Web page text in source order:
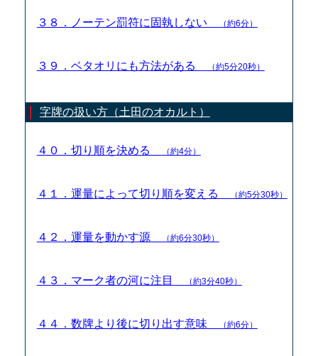
３８．ノーテン罰符に固執しない （約6分）
３９．ベタオリにも方法がある （約5分20秒）
字牌の扱い方（土田のオカルト）
４０．切り順を決める （約4分）
４１．運量によって切り順を変える （約5分30秒）
４２．運量を動かす源 （約6分30秒）
４３．マーク者の河に注目 （約3分40秒）
４４．数牌より後に切り出す意味 （約6分）